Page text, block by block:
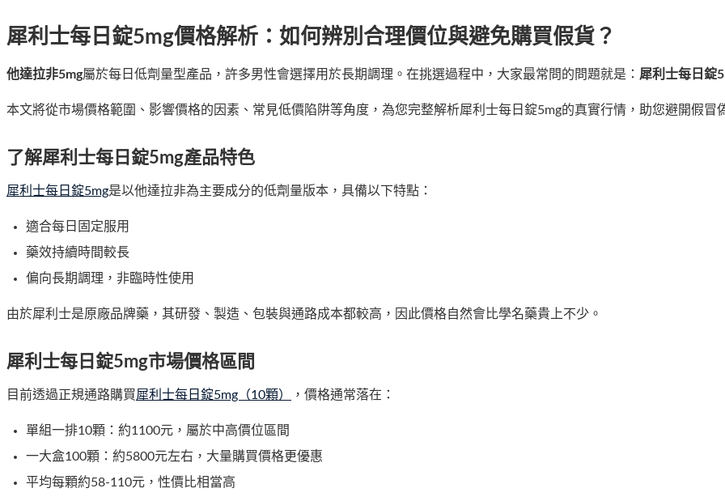
犀利士每日錠5mg價格解析：如何辨別合理價位與避免購買假貨？
他達拉非5mg屬於每日低劑量型產品，許多男性會選擇用於長期調理。在挑選過程中，大家最常問的問題就是： 犀利士每日錠
本文將從市場價格範圍、影響價格的因素、常見低價陷阱等角度，為您完整解析犀利士每日錠5mg的真實行情，助您避開假冒
了解犀利士每日錠5mg產品特色
犀利士每日錠5mg是以他達拉非為主要成分的低劑量版本，具備以下特點：
適合每日固定服用
藥效持續時間較長
偏向長期調理，非臨時性使用
由於犀利士是原廠品牌藥，其研發、製造、包裝與通路成本都較高，因此價格自然會比學名藥貴上不少。
犀利士每日錠5mg市場價格區間
目前透過正規通路購買犀利士每日錠5mg（10顆） ，價格通常落在：
單組一排10顆：約1100元，屬於中高價位區間
一大盒100顆：約5800元左右，大量購買價格更優惠
平均每顆約58-110元，性價比相當高